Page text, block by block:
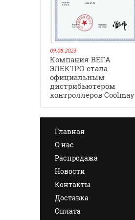
09.08.2023
Компания ВЕГА
ЭЛЕКТРО стала
официальным
дистрибьютером
контроллеров Coolmay
Главная
О нас
Распродажа
Новости
Контакты
Доставка
Оплата